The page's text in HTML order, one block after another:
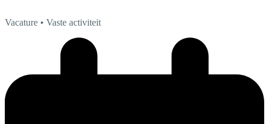
Vacature • Vaste activiteit